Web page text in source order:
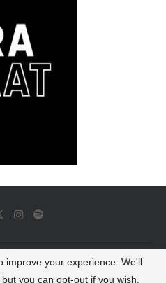
All Rights Reserved
improve your experience. We'll
you can opt-out if you wish.